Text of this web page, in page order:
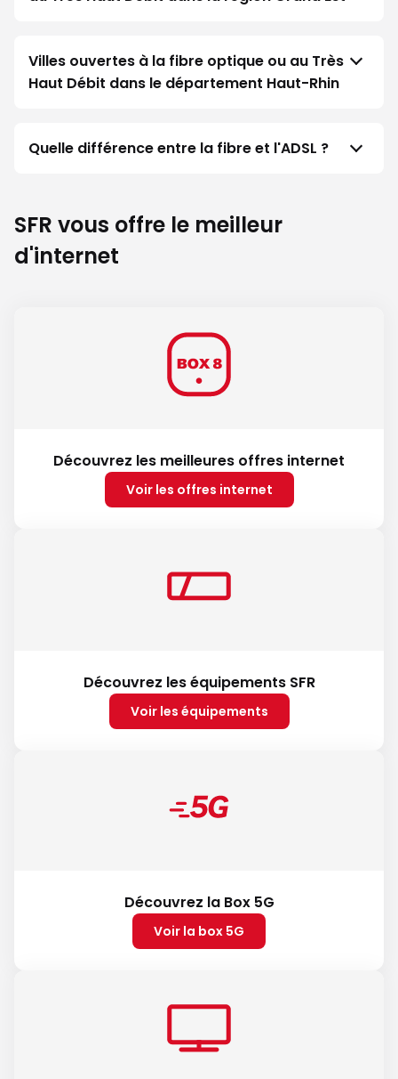
Villes ouvertes à la fibre optique ou au Très
Haut Débit dans le département Haut-Rhin
Quelle différence entre la fibre et l'ADSL ?
SFR vous offre le meilleur
d'internet
Découvrez les meilleures offres internet
Voir les offres internet
Découvrez les équipements SFR
Voir les équipements
Découvrez la Box 5G
Voir la box 5G